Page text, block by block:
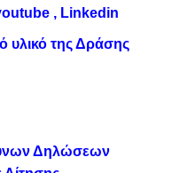
, Linkedin
υλικό της Δράσης
Δηλώσεων